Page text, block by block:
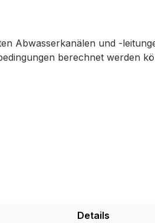
Abwasserkanälen und -
berechnet werden
Details